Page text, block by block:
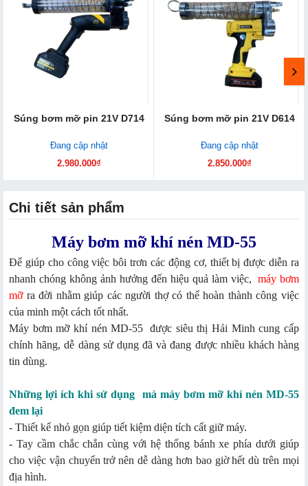
Súng bơm mỡ pin 21V D714
Đang cập nhật
2.980.000₫
Súng bơm mỡ pin 21V D614
Đang cập nhật
2.850.000₫
Chi tiết sản phẩm
Máy bơm mỡ khí nén MD-55
Để giúp cho công việc bôi trơn các động cơ, thiết bị được diễn ra
nhanh chóng không ảnh hưởng đến hiệu quả làm việc, máy bơm
mỡra đời nhằm giúp các người thợ có thể hoàn thành công việc
của minh một cách tốt nhất.
Máy bơm mỡ khí nén MD-55 được siêu thị Hải Minh cung cấp
chính hãng, dễ dàng sử dụng đã và đang được nhiều khách hàng
tin dùng.
Những lợi ích khi sử dụng mà máy bơm mỡ khí nén MD-55
đem lại
- Thiết kế nhỏ gọn giúp tiết kiệm diện tích cất giữ máy.
- Tay cầm chắc chắn cùng với hệ thống bánh xe phía dưới giúp
cho việc vận chuyển trở nên dễ dàng hơn bao giờ hết dù trên mọi
địa hình.